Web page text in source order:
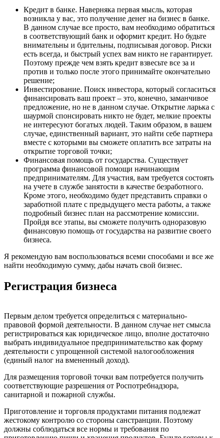
Кредит в банке. Наверняка первая мысль, которая
возникла у вас, это получение денег на бизнес в банке.
В данном случае все просто, вам необходимо обратиться
в соответствующий банк и оформит кредит. Но будьте
внимательны и бдительны, подписывая договор. Риски
есть всегда, и быстрый успех вам никто не гарантирует.
Поэтому прежде чем взять кредит взвесьте все за и
против и только после этого принимайте окончательно
решение;
Инвестирование. Поиск инвестора, который согласиться
финансировать ваш проект – это, конечно, заманчивое
предложение, но не в данном случае. Открытие ларька с
шаурмой спонсировать никто не будет, мелкие проекты
не интересуют богатых людей. Таким образом, в вашем
случае, единственный вариант, это найти себе партнера
вместе с которыми вы сможете оплатить все затраты на
открытие торговой точки;
Финансовая помощь от государства. Существует
программа финансовой помощи начинающим
предпринимателям. Для участия, вам требуется состоять
на учете в службе занятости в качестве безработного.
Кроме этого, необходимо будет представить справки о
заработной плате с предыдущего места работы, а также
подробный бизнес план на рассмотрение комиссии.
Пройдя все этапы, вы сможете получить одноразовую
финансовую помощь от государства на развитие своего
бизнеса.
Я рекомендую вам воспользоваться всеми способами и все же
найти необходимую сумму, дабы начать свой бизнес.
Регистрация бизнеса
Первым делом требуется определиться с материально-
правовой формой деятельности. В данном случае нет смысла
регистрироваться как юридическое лицо, вполне достаточно
выбрать индивидуальное предпринимательство как форму
деятельности с упрощенной системой налогообложения
(единый налог на вмененный доход).
Для размещения торговой точки вам потребуется получить
соответствующие разрешения от Роспотребнадзора,
санитарной и пожарной службы.
Приготовление и торговля продуктами питания подлежат
жестокому контролю со стороны санстранции. Поэтому
должны соблюдаться все нормы и требования по